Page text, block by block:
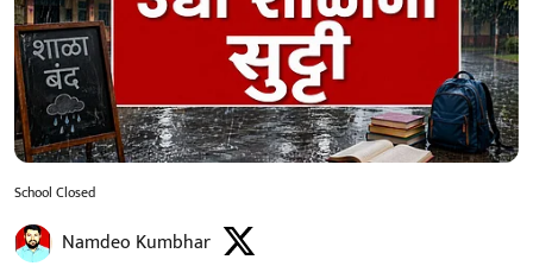
School Closed
Namdeo Kumbhar